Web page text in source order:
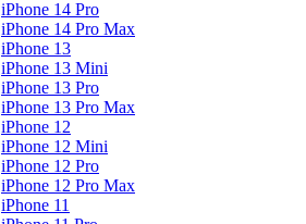
iPhone 14 Pro
iPhone 14 Pro Max
iPhone 13
iPhone 13 Mini
iPhone 13 Pro
iPhone 13 Pro Max
iPhone 12
iPhone 12 Mini
iPhone 12 Pro
iPhone 12 Pro Max
iPhone 11